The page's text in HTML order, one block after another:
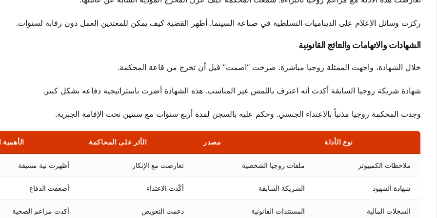
ركزت وسائل الإعلام على الديناميات التسلطية في صناعة السينما. أظهر القضية كيف يمكن للمعتدين العمل دون رقابة لسنوات.
الشهادات والاتهامات والنتائج القانونية
خلال الشهادة، واجهت الممثلة روجيا مباشرة. صرخت “اصمت” قبل أن تخرج من قاعة المحكمة.
شهادة شريكة روجيا السابقة أكدت أنه اعترف باللمس غير المناسب. هذه الشهادة أضرت باستراتيجية دفاعه بشكل كبير.
وجدت المحكمة روجيا مذنباً بالاعتداء الجنسي. وحكم عليه بالسجن لمدة أربع سنوات مع سنتين تحت الإقامة الجبرية.
نوع الأدلة مصدر الأثر على المحاكمة الأهمية
ملاحظات الكمبيوتر ملفات روجيا الشخصية تعارضت مع الإنكار أظهرت نية مسبقة
شهادة الشهود الشريكة السابقة أكّدت الاعتداء أضعفت الدفاع
السجلات المالية المستندات القانونية دعمت التعويض أكدت مزاعم الضحية